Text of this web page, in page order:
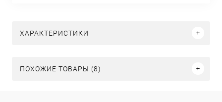
ХАРАКТЕРИСТИКИ
ПОХОЖИЕ ТОВАРЫ (8)